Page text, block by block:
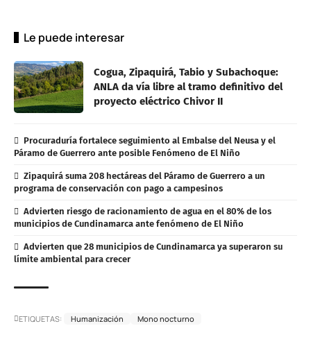
Le puede interesar
Cogua, Zipaquirá, Tabio y Subachoque:
ANLA da vía libre al tramo definitivo del
proyecto eléctrico Chivor II
Procuraduría fortalece seguimiento al Embalse del Neusa y el
Páramo de Guerrero ante posible Fenómeno de El Niño
Zipaquirá suma 208 hectáreas del Páramo de Guerrero a un
programa de conservación con pago a campesinos
Advierten riesgo de racionamiento de agua en el 80% de los
municipios de Cundinamarca ante fenómeno de El Niño
Advierten que 28 municipios de Cundinamarca ya superaron su
límite ambiental para crecer
ETIQUETAS: Humanización Mono nocturno